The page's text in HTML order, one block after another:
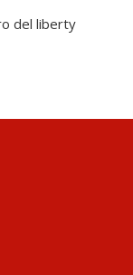
del liberty